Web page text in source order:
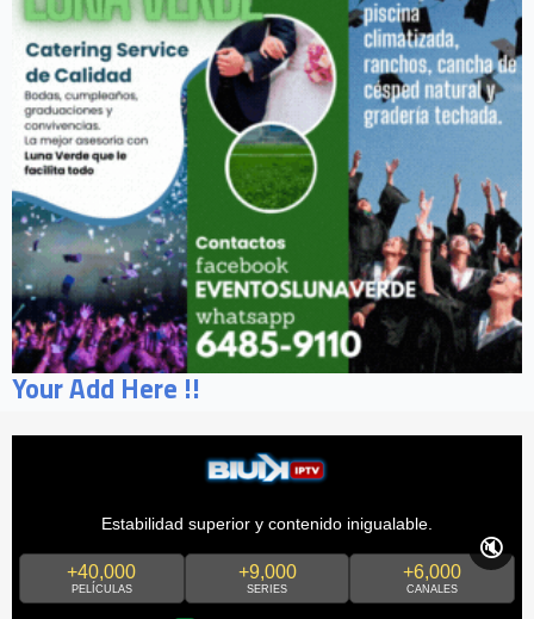
Your Add Here !!
Estabilidad superior y contenido inigualable.
+40,000
PELÍCULAS
+9,000
SERIES
+6,000
CANALES
🔇